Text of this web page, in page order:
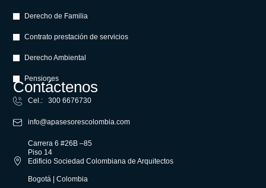
Derecho de Familia
Contrato prestación de servicios
Derecho Ambiental
Pensiones
Contáctenos
Cel.: 300 6676730
info@apasesorescolombia.com
Carrera 6 #26B –85
Piso 14
Edificio Sociedad Colombiana de Arquitectos
Bogotá | Colombia